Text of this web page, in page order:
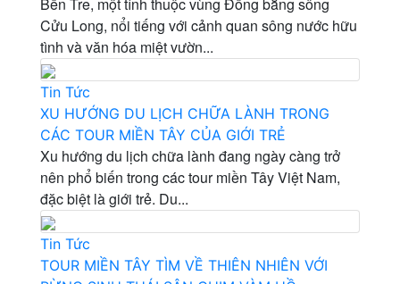
Cửu Long, nổi tiếng với cảnh quan sông nước hữu
tình và văn hóa miệt vườn...
Tin Tức
XU HƯỚNG DU LỊCH CHỮA LÀNH TRONG
CÁC TOUR MIỀN TÂY CỦA GIỚI TRẺ
Xu hướng du lịch chữa lành đang ngày càng trở
nên phổ biến trong các tour miền Tây Việt Nam,
đặc biệt là giới trẻ. Du...
Tin Tức
TOUR MIỀN TÂY TÌM VỀ THIÊN NHIÊN VỚI